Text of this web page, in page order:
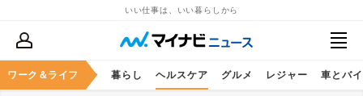
いい仕事は、いい暮らしから
ワーク＆ライフ
ススキル マネー 暮らし ヘルスケア グルメ レジャー 車とバ